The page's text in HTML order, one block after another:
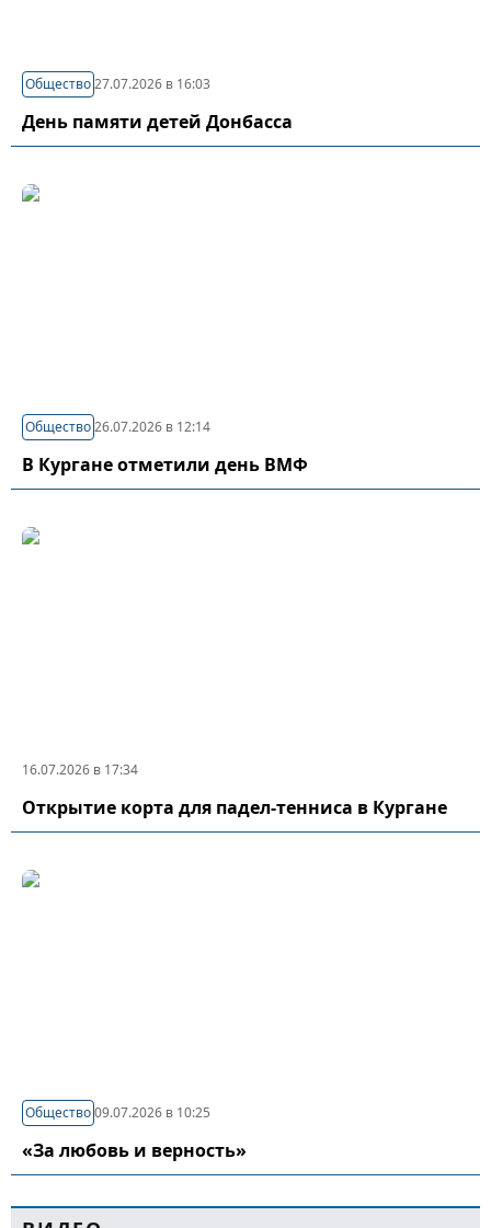
Общество27.07.2026 в 16:03
День памяти детей Донбасса
Общество26.07.2026 в 12:14
В Кургане отметили день ВМФ
16.07.2026 в 17:34
Открытие корта для падел-тенниса в Кургане
Общество09.07.2026 в 10:25
«За любовь и верность»